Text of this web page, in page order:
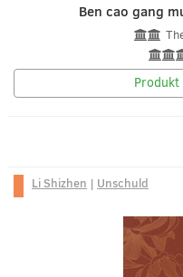
Ben cao gang
Produkt
Li Shizhen | Unschuld